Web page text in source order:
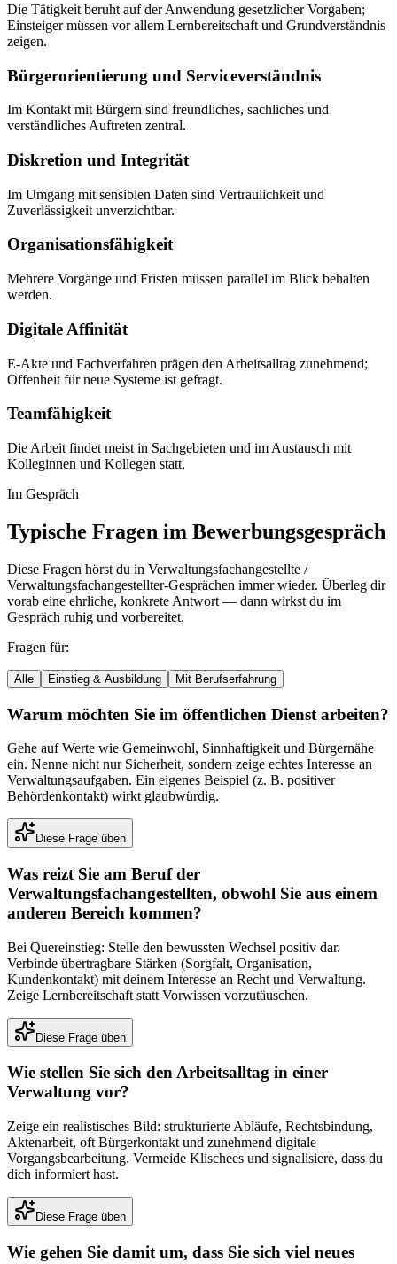
Die Tätigkeit beruht auf der Anwendung gesetzlicher Vorgaben;
Einsteiger müssen vor allem Lernbereitschaft und Grundverständnis
zeigen.
Bürgerorientierung und Serviceverständnis
Im Kontakt mit Bürgern sind freundliches, sachliches und
verständliches Auftreten zentral.
Diskretion und Integrität
Im Umgang mit sensiblen Daten sind Vertraulichkeit und
Zuverlässigkeit unverzichtbar.
Organisationsfähigkeit
Mehrere Vorgänge und Fristen müssen parallel im Blick behalten
werden.
Digitale Affinität
E-Akte und Fachverfahren prägen den Arbeitsalltag zunehmend;
Offenheit für neue Systeme ist gefragt.
Teamfähigkeit
Die Arbeit findet meist in Sachgebieten und im Austausch mit
Kolleginnen und Kollegen statt.
Im Gespräch
Typische Fragen im Bewerbungsgespräch
Diese Fragen hörst du in Verwaltungsfachangestellte /
Verwaltungsfachangestellter-Gesprächen immer wieder. Überleg dir
vorab eine ehrliche, konkrete Antwort — dann wirkst du im
Gespräch ruhig und vorbereitet.
Fragen für:
Alle Einstieg & Ausbildung Mit Berufserfahrung
Warum möchten Sie im öffentlichen Dienst arbeiten?
Gehe auf Werte wie Gemeinwohl, Sinnhaftigkeit und Bürgernähe
ein. Nenne nicht nur Sicherheit, sondern zeige echtes Interesse an
Verwaltungsaufgaben. Ein eigenes Beispiel (z. B. positiver
Behördenkontakt) wirkt glaubwürdig.
Diese Frage üben
Was reizt Sie am Beruf der
Verwaltungsfachangestellten, obwohl Sie aus einem
anderen Bereich kommen?
Bei Quereinstieg: Stelle den bewussten Wechsel positiv dar.
Verbinde übertragbare Stärken (Sorgfalt, Organisation,
Kundenkontakt) mit deinem Interesse an Recht und Verwaltung.
Zeige Lernbereitschaft statt Vorwissen vorzutäuschen.
Diese Frage üben
Wie stellen Sie sich den Arbeitsalltag in einer
Verwaltung vor?
Zeige ein realistisches Bild: strukturierte Abläufe, Rechtsbindung,
Aktenarbeit, oft Bürgerkontakt und zunehmend digitale
Vorgangsbearbeitung. Vermeide Klischees und signalisiere, dass du
dich informiert hast.
Diese Frage üben
Wie gehen Sie damit um, dass Sie sich viel neues